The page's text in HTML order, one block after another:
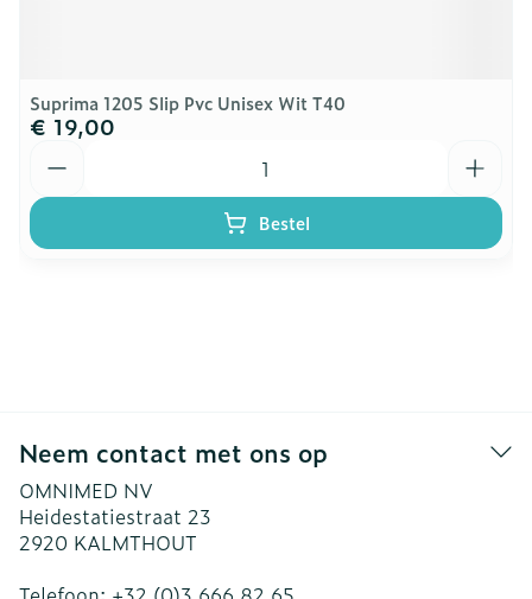
Suprima 1205 Slip Pvc Unisex Wit T40
€ 19,00
Bestel
Neem contact met ons op
OMNIMED NV
Heidestatiestraat 23
2920 KALMTHOUT